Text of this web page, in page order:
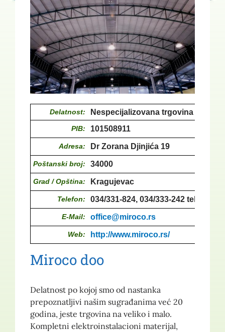
Delatnost: Nespecijalizovana trgovina na
PIB: 101508911
Adresa: Dr Zorana Djinjića 19
Poštanski broj: 34000
Grad / Opština: Kragujevac
Telefon: 034/331-824, 034/333-242 tel-fax,
E-Mail: office@miroco.rs
Web: http://www.miroco.rs/
Miroco doo
Delatnost po kojoj smo od nastanka
prepoznatljivi našim sugrađanima već 20
godina, jeste trgovina na veliko i malo.
Kompletni elektroinstalacioni materijal,